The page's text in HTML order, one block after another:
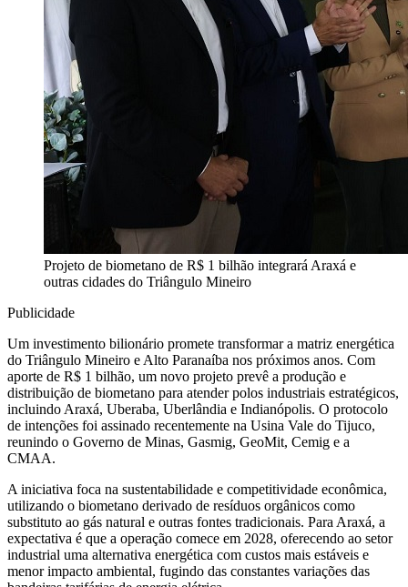
Projeto de biometano de R$ 1 bilhão integrará Araxá e
outras cidades do Triângulo Mineiro
Publicidade
Um investimento bilionário promete transformar a matriz energética
do Triângulo Mineiro e Alto Paranaíba nos próximos anos. Com
aporte de R$ 1 bilhão, um novo projeto prevê a produção e
distribuição de biometano para atender polos industriais estratégicos,
incluindo Araxá, Uberaba, Uberlândia e Indianópolis. O protocolo
de intenções foi assinado recentemente na Usina Vale do Tijuco,
reunindo o Governo de Minas, Gasmig, GeoMit, Cemig e a
CMAA.
A iniciativa foca na sustentabilidade e competitividade econômica,
utilizando o biometano derivado de resíduos orgânicos como
substituto ao gás natural e outras fontes tradicionais. Para Araxá, a
expectativa é que a operação comece em 2028, oferecendo ao setor
industrial uma alternativa energética com custos mais estáveis e
menor impacto ambiental, fugindo das constantes variações das